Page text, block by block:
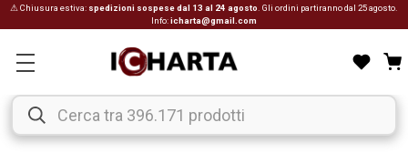
⚠ Chiusura estiva: spedizioni sospese dal 13 al 24 agosto . Gli ordini partiranno dal 25 agosto.
Info:icharta@gmail.com